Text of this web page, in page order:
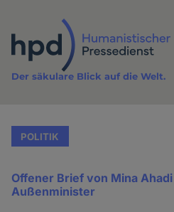
Inhalt
Der säkulare Blick auf die Welt.
POLITIK
Offener Brief von Mina
Außenminister